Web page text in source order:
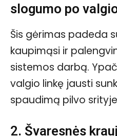
slogumo po
Šis gėrimas padeda
kaupimąsi ir
sistemos darbą.
valgio linkę jausti
spaudimą pilvo
2. Švaresnės